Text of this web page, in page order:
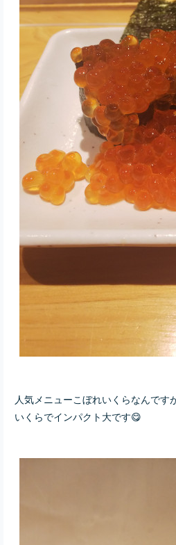
人気メニューこぼれいくらなんです
いくらでインパクト大です😋